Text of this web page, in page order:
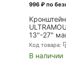
996 ₽ по
13"-27"
Код товара:
В наличии